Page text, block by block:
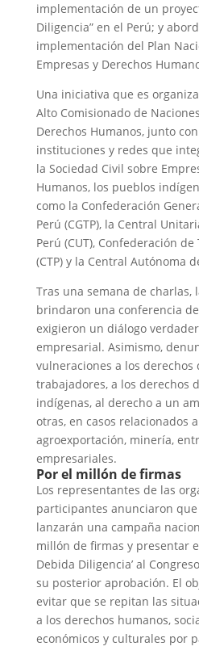
implementación de un
Diligencia” en el Perú; y
implementación del Plan
Empresas y Derechos
Una iniciativa que es
Alto Comisionado de
Derechos Humanos, junto
instituciones y redes que
la Sociedad Civil sobre
Humanos, los pueblos
como la Confederación
Perú (CGTP), la Central
Perú (CUT), Confederación
(CTP) y la Central Autónoma
Tras una semana de charlas,
brindaron una conferencia
exigieron un diálogo
empresarial. Asimismo,
vulneraciones a los derechos
trabajadores, a los derechos
indígenas, al derecho a un
otras, en casos relacionados
agroexportación, minería,
empresariales.
Por el millón de firmas
Los representantes de las
participantes anunciaron
lanzarán una campaña
millón de firmas y presentar
Debida Diligencia’ al
su posterior aprobación. El
evitar que se repitan las
a los derechos humanos,
económicos y culturales por